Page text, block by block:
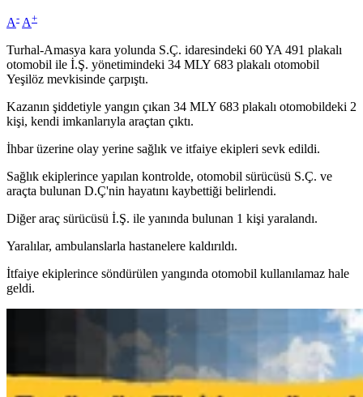
A- A+
Turhal-Amasya kara yolunda S.Ç. idaresindeki 60 YA 491 plakalı
otomobil ile İ.Ş. yönetimindeki 34 MLY 683 plakalı otomobil
Yeşilöz mevkisinde çarpıştı.
Kazanın şiddetiyle yangın çıkan 34 MLY 683 plakalı otomobildeki 2
kişi, kendi imkanlarıyla araçtan çıktı.
İhbar üzerine olay yerine sağlık ve itfaiye ekipleri sevk edildi.
Sağlık ekiplerince yapılan kontrolde, otomobil sürücüsü S.Ç. ve
araçta bulunan D.Ç'nin hayatını kaybettiği belirlendi.
Diğer araç sürücüsü İ.Ş. ile yanında bulunan 1 kişi yaralandı.
Yaralılar, ambulanslarla hastanelere kaldırıldı.
İtfaiye ekiplerince söndürülen yangında otomobil kullanılamaz hale
geldi.